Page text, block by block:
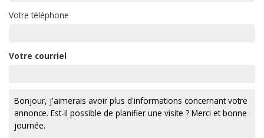
Votre téléphone
Votre courriel